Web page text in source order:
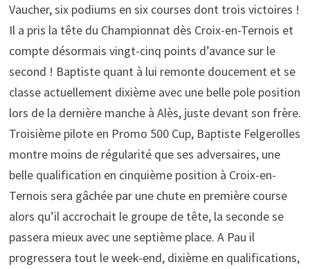
Vaucher, six podiums en six courses dont trois victoires !
Il a pris la tête du Championnat dès Croix-en-Ternois et
compte désormais vingt-cinq points d’avance sur le
second ! Baptiste quant à lui remonte doucement et se
classe actuellement dixième avec une belle pole position
lors de la dernière manche à Alès, juste devant son frère.
Troisième pilote en Promo 500 Cup, Baptiste Felgerolles
montre moins de régularité que ses adversaires, une
belle qualification en cinquième position à Croix-en-
Ternois sera gâchée par une chute en première course
alors qu’il accrochait le groupe de tête, la seconde se
passera mieux avec une septième place. A Pau il
progressera tout le week-end, dixième en qualifications,